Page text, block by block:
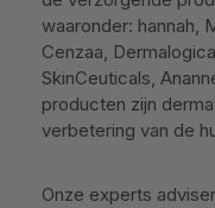
waaronder: hannah,
Cenzaa,
SkinCeuticals,
producten zijn
verbetering van de
Onze experts